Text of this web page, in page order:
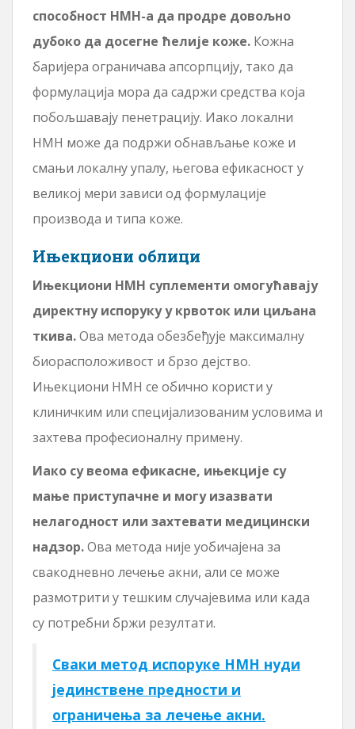
способност НМН-а да продре довољно
дубоко да досегне ћелије коже. Кожна
баријера ограничава апсорпцију, тако да
формулација мора да садржи средства која
побољшавају пенетрацију. Иако локални
НМН може да подржи обнављање коже и
смањи локалну упалу, његова ефикасност у
великој мери зависи од формулације
производа и типа коже.
Ињекциони облици
Ињекциони НМН суплементи омогућавају
директну испоруку у крвоток или циљана
ткива.Ова метода обезбеђује максималну
биорасположивост и брзо дејство.
Ињекциони НМН се обично користи у
клиничким или специјализованим условима и
захтева професионалну примену.
Иако су веома ефикасне, ињекције су
мање приступачне и могу изазвати
нелагодност или захтевати медицински
надзор.Ова метода није уобичајена за
свакодневно лечење акни, али се може
размотрити у тешким случајевима или када
су потребни бржи резултати.
Сваки метод испоруке НМН нуди
јединствене предности и
ограничења за лечење акни.